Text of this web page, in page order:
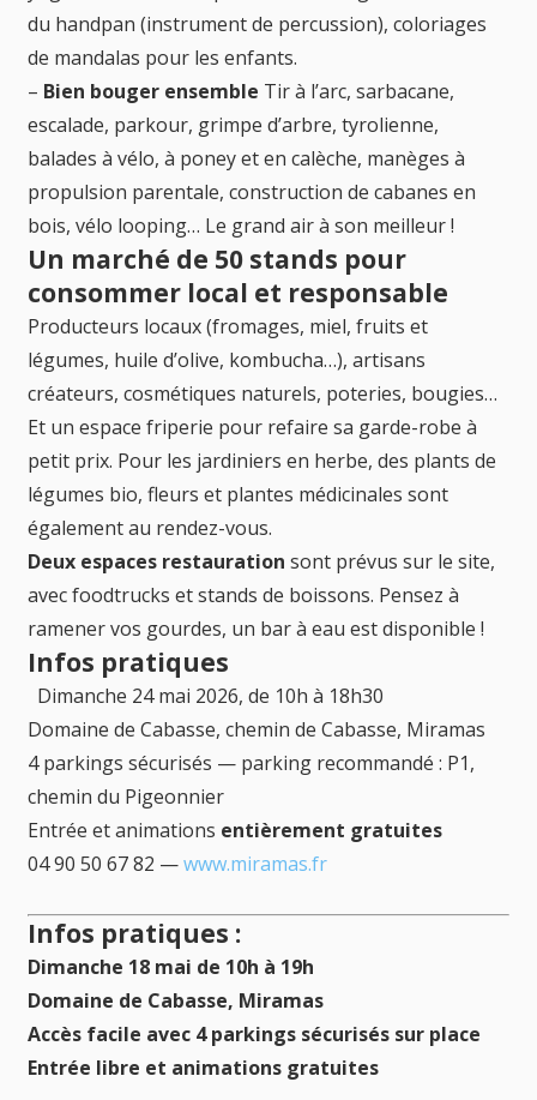
du handpan (instrument de percussion), coloriages
de mandalas pour les enfants.
– Bien bouger ensemble Tir à l’arc, sarbacane,
escalade, parkour, grimpe d’arbre, tyrolienne,
balades à vélo, à poney et en calèche, manèges à
propulsion parentale, construction de cabanes en
bois, vélo looping… Le grand air à son meilleur !
Un marché de 50 stands pour
consommer local et responsable
Producteurs locaux (fromages, miel, fruits et
légumes, huile d’olive, kombucha…), artisans
créateurs, cosmétiques naturels, poteries, bougies…
Et un espace friperie pour refaire sa garde-robe à
petit prix. Pour les jardiniers en herbe, des plants de
légumes bio, fleurs et plantes médicinales sont
également au rendez-vous.
Deux espaces restauration sont prévus sur le site,
avec foodtrucks et stands de boissons. Pensez à
ramener vos gourdes, un bar à eau est disponible !
Infos pratiques
Dimanche 24 mai 2026, de 10h à 18h30
Domaine de Cabasse, chemin de Cabasse, Miramas
4 parkings sécurisés — parking recommandé : P1,
chemin du Pigeonnier
Entrée et animations entièrement gratuites
04 90 50 67 82 —www.miramas.fr
Infos pratiques :
Dimanche 18 mai de 10h à 19h
Domaine de Cabasse, Miramas
Accès facile avec 4 parkings sécurisés sur place
Entrée libre et animations gratuites